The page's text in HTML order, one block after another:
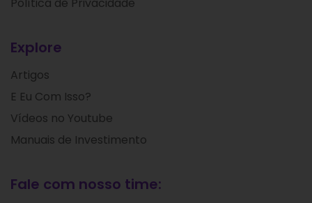
Política de Privacidade
Explore
Artigos
E Eu Com Isso?
Vídeos no Youtube
Manuais de Investimento
Fale com nosso time: